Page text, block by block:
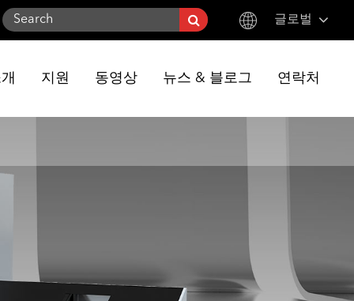
글로벌
Deutsch
русский
지원 동영상 뉴스 & 블로그 연락처